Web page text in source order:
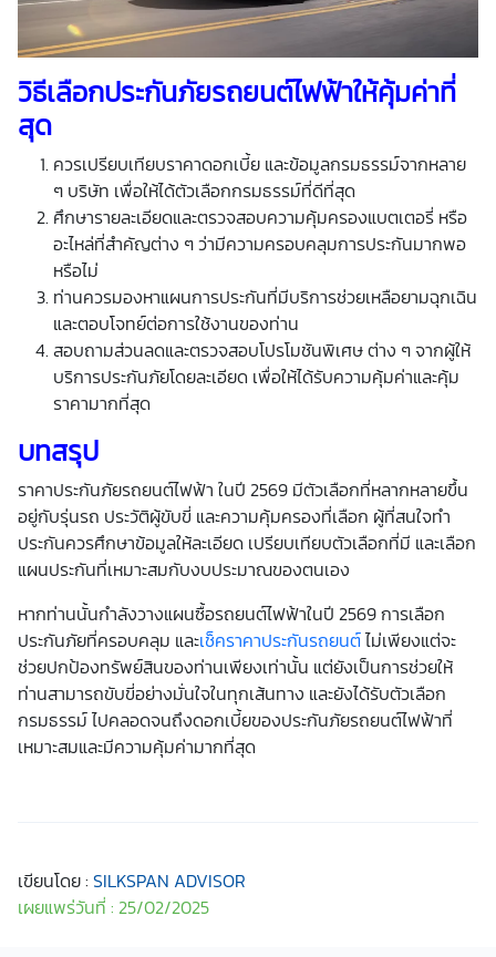
วิธีเลือกประกันภัยรถยนต์ไฟฟ้าให้คุ้มค่าที่
สุด
ควรเปรียบเทียบราคาดอกเบี้ย และข้อมูลกรมธรรม์จากหลาย
ๆ บริษัท เพื่อให้ได้ตัวเลือกกรมธรรม์ที่ดีที่สุด
ศึกษารายละเอียดและตรวจสอบความคุ้มครองแบตเตอรี่ หรือ
อะไหล่ที่สำคัญต่าง ๆ ว่ามีความครอบคลุมการประกันมากพอ
หรือไม่
ท่านควรมองหาแผนการประกันที่มีบริการช่วยเหลือยามฉุกเฉิน
และตอบโจทย์ต่อการใช้งานของท่าน
สอบถามส่วนลดและตรวจสอบโปรโมชันพิเศษ ต่าง ๆ จากผู้ให้
บริการประกันภัยโดยละเอียด เพื่อให้ได้รับความคุ้มค่าและคุ้ม
ราคามากที่สุด
บทสรุป
ราคาประกันภัยรถยนต์ไฟฟ้า ในปี 2569 มีตัวเลือกที่หลากหลายขึ้น
อยู่กับรุ่นรถ ประวัติผู้ขับขี่ และความคุ้มครองที่เลือก ผู้ที่สนใจทำ
ประกันควรศึกษาข้อมูลให้ละเอียด เปรียบเทียบตัวเลือกที่มี และเลือก
แผนประกันที่เหมาะสมกับงบประมาณของตนเอง
หากท่านนั้นกำลังวางแผนซื้อรถยนต์ไฟฟ้าในปี 2569 การเลือก
ประกันภัยที่ครอบคลุม และเช็คราคาประกันรถยนต์ไม่เพียงแต่จะ
ช่วยปกป้องทรัพย์สินของท่านเพียงเท่านั้น แต่ยังเป็นการช่วยให้
ท่านสามารถขับขี่อย่างมั่นใจในทุกเส้นทาง และยังได้รับตัวเลือก
กรมธรรม์ ไปคลอดจนถึงดอกเบี้ยของประกันภัยรถยนต์ไฟฟ้าที่
เหมาะสมและมีความคุ้มค่ามากที่สุด
เขียนโดย : SILKSPAN ADVISOR
เผยแพร่วันที่ : 25/02/2025